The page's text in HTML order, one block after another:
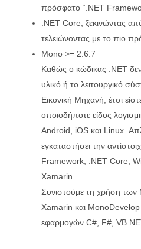
πρόσφατο “.NET
.NET Core, ξεκινώντας
τελειώνοντας με το πιο
Mono >= 2.6.7
Καθώς ο κώδικας .NET δεν
υλικό ή το λειτουργικό
Εικονική Μηχανή, έτσι
οποιοδήποτε είδος
Android, iOS και Linux.
εγκαταστήσει την
Framework, .NET Core,
Xamarin.
Συνιστούμε τη χρήση
Xamarin και MonoDevelop
εφαρμογών C#, F#,